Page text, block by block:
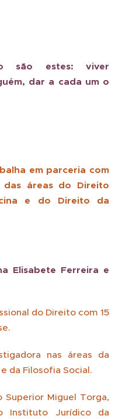
são estes: viver
dar a cada um o
em parceria com
das áreas do Direito
e do Direito da
Elisabete Ferreira e
do Direito com 15
nas áreas da
da Filosofia Social.
Miguel Torga,
Instituto Jurídico da